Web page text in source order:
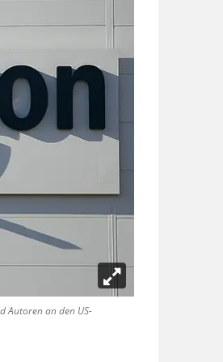
Autoren an den US-